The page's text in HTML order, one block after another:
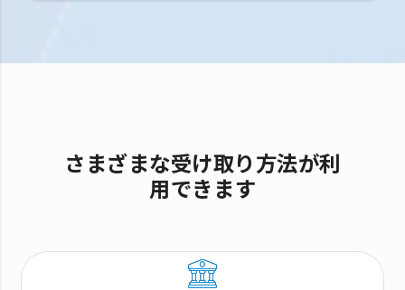
さまざまな受け取り方法が利
用できます